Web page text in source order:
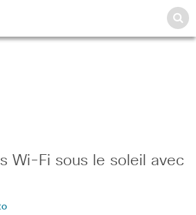
Wi-Fi sous le soleil avec